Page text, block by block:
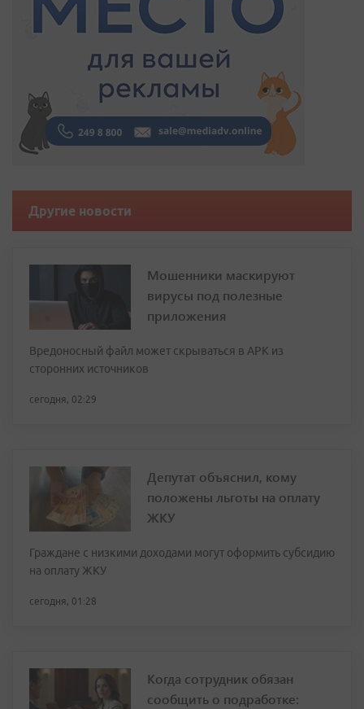
Другие новости
Мошенники маскируют
вирусы под полезные
приложения
Вредоносный файл может скрываться в APK из
сторонних источников
сегодня, 02:29
Депутат объяснил, кому
положены льготы на оплату
ЖКУ
Граждане с низкими доходами могут оформить субсидию
на оплату ЖКУ
сегодня, 01:28
Когда сотрудник обязан
сообщить о подработке: